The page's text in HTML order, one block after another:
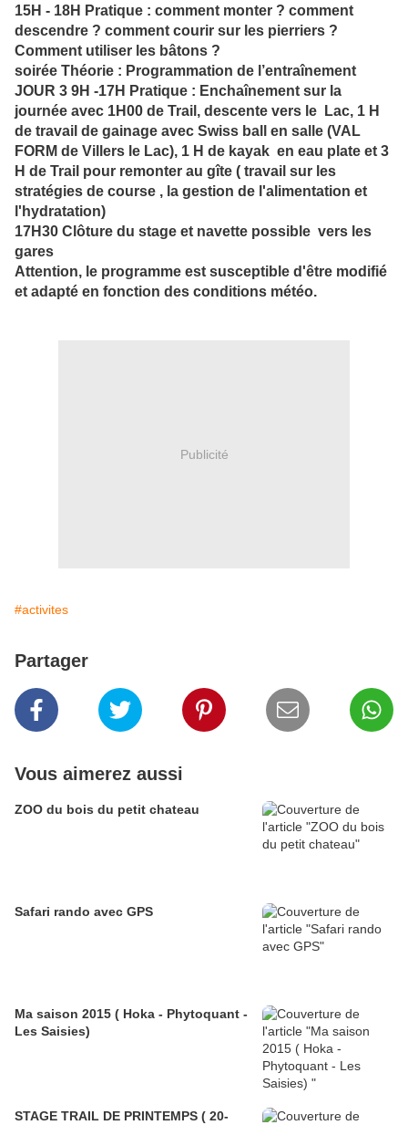
15H - 18H Pratique : comment monter ? comment
descendre ? comment courir sur les pierriers ?
Comment utiliser les bâtons ?
soirée Théorie : Programmation de l’entraînement
JOUR 3 9H -17H Pratique : Enchaînement sur la
journée avec 1H00 de Trail, descente vers le Lac, 1 H
de travail de gainage avec Swiss ball en salle (VAL
FORM de Villers le Lac), 1 H de kayak en eau plate et 3
H de Trail pour remonter au gîte ( travail sur les
stratégies de course , la gestion de l'alimentation et
l'hydratation)
17H30 Clôture du stage et navette possible vers les
gares
Attention, le programme est susceptible d'être modifié
et adapté en fonction des conditions météo.
Publicité
#activites
Partager
Vous aimerez aussi
ZOO du bois du petit chateau
Safari rando avec GPS
Ma saison 2015 ( Hoka - Phytoquant -
Les Saisies)
STAGE TRAIL DE PRINTEMPS ( 20-